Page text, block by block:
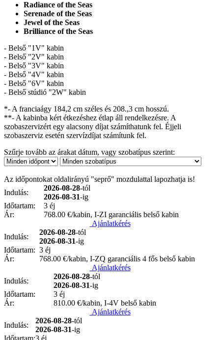
Radiance of the Seas
Serenade of the Seas
Jewel of the Seas
Brilliance of the Seas
- Belső "1V" kabin
- Belső "2V" kabin
- Belső "3V" kabin
- Belső "4V" kabin
- Belső "6V" kabin
- Belső stúdió "2W" kabin
*- A franciaágy 184,2 cm széles és 208.,3 cm hosszú.
**- A kabinba kért étkezéshez étlap áll rendelkezésre. A
szobaszervizért egy alacsony díjat számíthatunk fel. Éjjeli
szobaszerviz esetén szervízdíjat számítunk fel.
Szűrje tovább az árakat dátum, vagy szobatípus szerint:
Az időpontokat oldalirányú "seprő" mozdulattal lapozhatja is!
Indulás:
2026-08-28-tól
2026-08-31-ig
Időtartam:
3 éj
Ár:
768.00 €/kabin, I-ZI garanciális belső kabin
Ajánlatkérés
Indulás:
2026-08-28-tól
2026-08-31-ig
Időtartam: 3 éj
Ár:
768.00 €/kabin, I-ZQ garanciális 4 fős belső kabin
Ajánlatkérés
Indulás:
2026-08-28-tól
2026-08-31-ig
Időtartam:
3 éj
Ár:
810.00 €/kabin, I-4V belső kabin
Ajánlatkérés
Indulás:
2026-08-28-tól
2026-08-31-ig